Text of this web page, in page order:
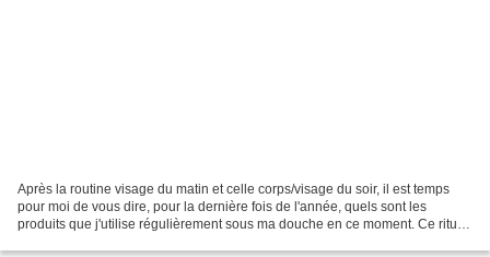
Après la routine visage du matin et celle corps/visage du soir, il est temps
pour moi de vous dire, pour la dernière fois de l'année, quels sont les
produits que j'utilise régulièrement sous ma douche en ce moment. Ce rituel